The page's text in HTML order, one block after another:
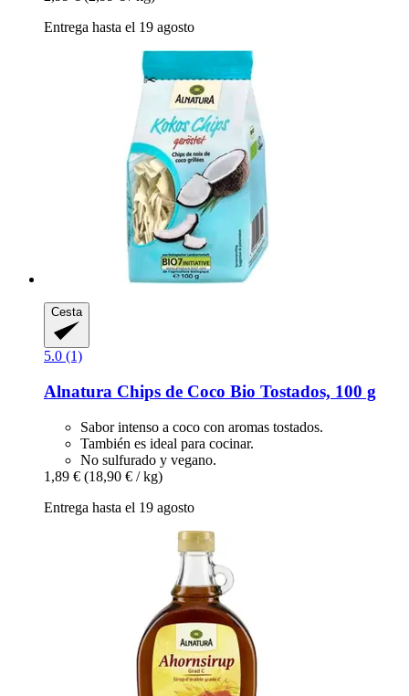
Entrega hasta el 19 agosto
Cesta
5.0 (1)
Alnatura Chips de Coco Bio Tostados, 100 g
Sabor intenso a coco con aromas tostados.
También es ideal para cocinar.
No sulfurado y vegano.
1,89 € (18,90 € / kg)
Entrega hasta el 19 agosto